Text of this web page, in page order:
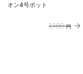
オン4号ポット
1,100 円